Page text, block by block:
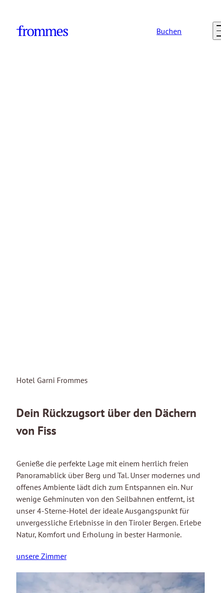
Buchen
ZIMMER
SAUNAOASE
WINTER
BILDERGALERIE
+43 5476 53545
info@frommes.at
Anfragen
Buchen
Dein Rückzugsort über den Dächern
von Fiss
Hotel Garni Frommes
Genieße die perfekte Lage mit einem herrlich freien
Panoramablick über Berg und Tal. Unser modernes und
offenes Ambiente lädt dich zum Entspannen ein. Nur
wenige Gehminuten von den Seilbahnen entfernt, ist
unser 4-Sterne-Hotel der ideale Ausgangspunkt für
unvergessliche Erlebnisse in den Tiroler Bergen. Erlebe
Natur, Komfort und Erholung in bester Harmonie.
unsere Zimmer